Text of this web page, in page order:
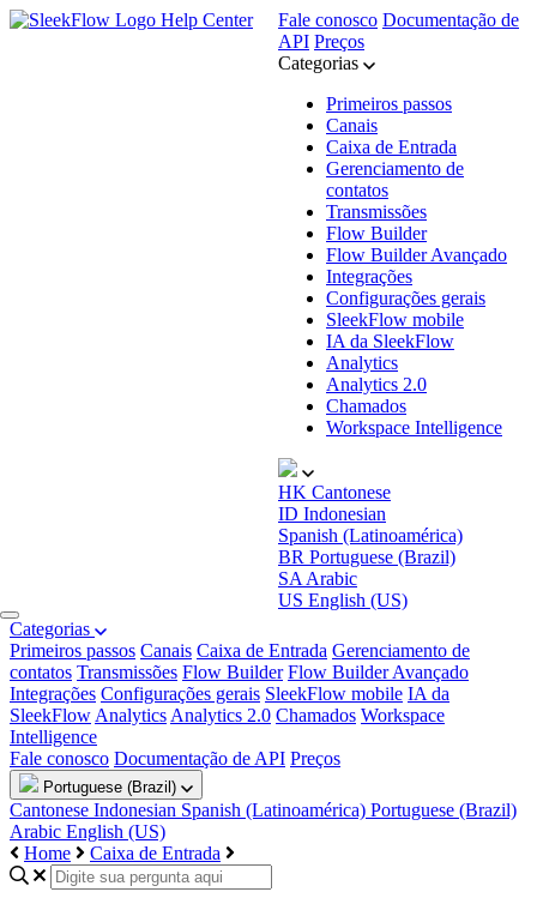
Help Center Fale conosco Documentação de
API Preços
Categorias
Primeiros passos
Canais
Caixa de Entrada
Gerenciamento de
contatos
Transmissões
Flow Builder
Flow Builder Avançado
Integrações
Configurações gerais
SleekFlow mobile
IA da SleekFlow
Analytics
Analytics 2.0
Chamados
Workspace Intelligence
HK Cantonese
ID Indonesian
Spanish (Latinoamérica)
BR Portuguese (Brazil)
SA Arabic
US English (US)
Categorias
Primeiros passos Canais Caixa de Entrada Gerenciamento de
contatos Transmissões Flow Builder Flow Builder Avançado
Integrações Configurações gerais SleekFlow mobile IA da
SleekFlow Analytics Analytics 2.0 Chamados Workspace
Intelligence
Fale conosco Documentação de API Preços
Portuguese (Brazil)
Cantonese Indonesian Spanish (Latinoamérica) Portuguese (Brazil)
Arabic English (US)
Home
Caixa de Entrada